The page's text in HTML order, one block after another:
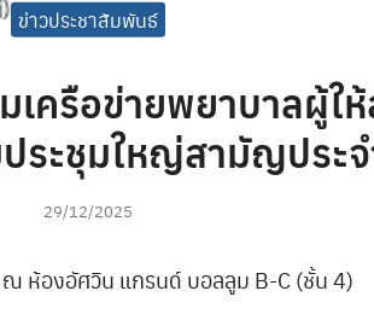
ข่าวประชาสัมพันธ์
ครือข่ายพยาบาลผู้ใ
ประชุมใหญ่สามัญประ
29/12/2025
ห้องอัศวิน แกรนด์ บอลลูม B-C (ชั้น 4)